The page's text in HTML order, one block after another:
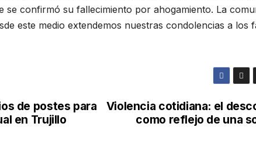
se confirmó su fallecimiento por ahogamiento. La
este medio extendemos nuestras condolencias a los
Violencia cotidiana: el
como reflejo de una
de postes para
en Trujillo